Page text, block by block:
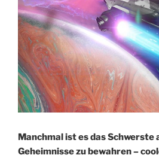
Manchmal ist es das Schwerste
Geheimnisse zu bewahren –